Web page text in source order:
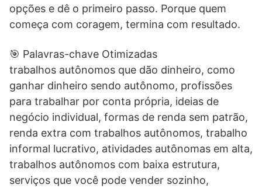
opções e dê o primeiro passo. Porque quem
começa com coragem, termina com resultado.
🎯 Palavras-chave Otimizadas
trabalhos autônomos que dão dinheiro, como
ganhar dinheiro sendo autônomo, profissões
para trabalhar por conta própria, ideias de
negócio individual, formas de renda sem patrão,
renda extra com trabalhos autônomos, trabalho
informal lucrativo, atividades autônomas em alta,
trabalhos autônomos com baixa estrutura,
serviços que você pode vender sozinho,